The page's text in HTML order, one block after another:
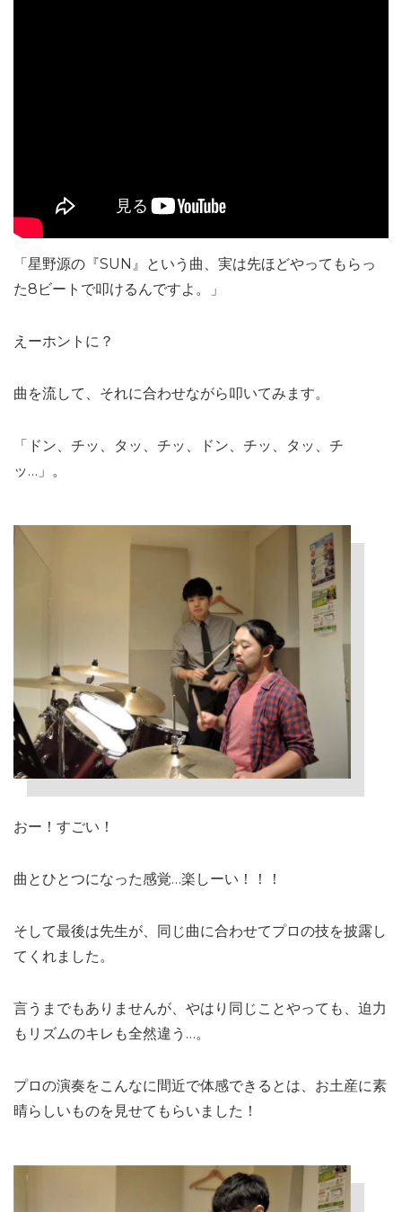
「星野源の『SUN』という曲、実は先ほどやってもらっ
た8ビートで叩けるんですよ。」
えーホントに？
曲を流して、それに合わせながら叩いてみます。
「ドン、チッ、タッ、チッ、ドン、チッ、タッ、チ
ッ…」。
おー！すごい！
曲とひとつになった感覚…楽しーい！！！
そして最後は先生が、同じ曲に合わせてプロの技を披露し
てくれました。
言うまでもありませんが、やはり同じことやっても、迫力
もリズムのキレも全然違う…。
プロの演奏をこんなに間近で体感できるとは、お土産に素
晴らしいものを見せてもらいました！